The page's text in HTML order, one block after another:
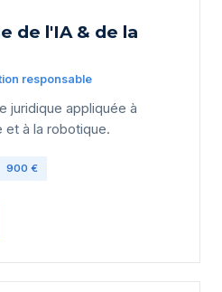
de l'IA & de la
responsable
juridique appliquée à
à la robotique.
900 €